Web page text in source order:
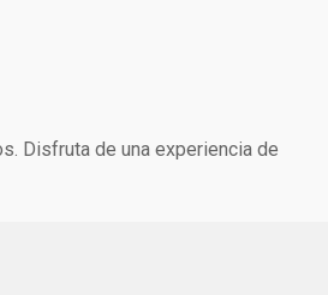
Disfruta de una experiencia de